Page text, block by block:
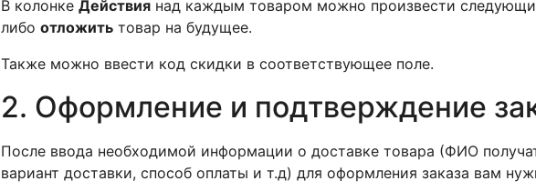
В колонке Действия над каждым товаром можно произвести
либо отложить товар на будущее.
Также можно ввести код скидки в соответствующее поле.
2. Оформление и подтверждение
После ввода необходимой информации о доставке товара (ФИО
вариант доставки, способ оплаты и т.д) для оформления заказа вам